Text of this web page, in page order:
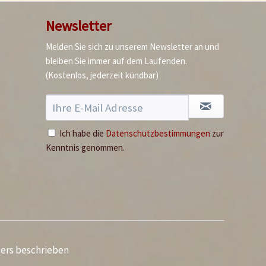
Fleur de Sel Gourmet-
Salz
Inhalt0.11 Kilogramm
7,09 € *
Newsletter
Melden Sie sich zu unserem Newsletter an und
bleiben Sie immer auf dem Laufenden.
(Kostenlos, jederzeit kündbar)
Ich habe die Datenschutzbestimmungen zur
Kenntnis genommen.
beschrieben